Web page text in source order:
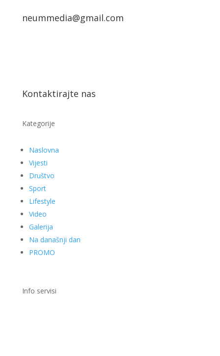
neummedia@gmail.com
Kontaktirajte nas
Kategorije
Naslovna
Vijesti
Društvo
Sport
Lifestyle
Video
Galerija
Na današnji dan
PROMO
Info servisi